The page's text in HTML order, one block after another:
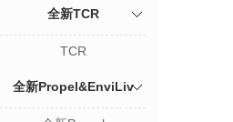
全新TCR
TCR
全新Propel&EnviLiv